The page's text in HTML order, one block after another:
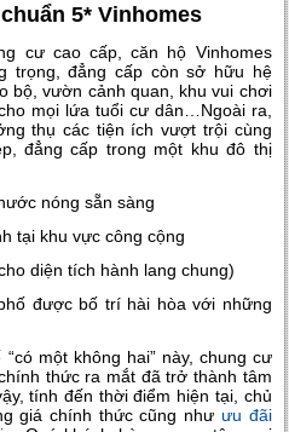
5* Vinhomes
cư cao cấp, căn hộ Vinhomes
trọng, đẳng cấp còn sở hữu hệ
bộ, vườn cảnh quan, khu vui chơi
mọi lứa tuổi cư dân…Ngoài ra,
thụ các tiện ích vượt trội cùng
đẳng cấp trong một khu đô thị
nóng sẵn sàng
tại khu vực công cộng
diện tích hành lang chung)
được bố trí hài hòa với những
một không hai” này, chung cư
thức ra mắt đã trở thành tâm
tính đến thời điểm hiện tại, chủ
giá chính thức cũng như ưu đãi